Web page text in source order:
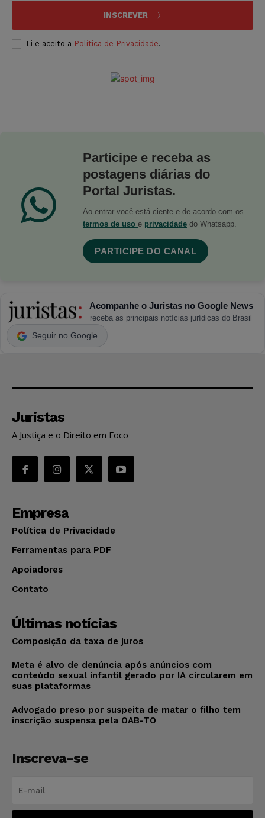
INSCREVER
Li e aceito a Política de Privacidade.
Participe e receba as
postagens diárias do
Portal Juristas.
Ao entrar você está ciente e de acordo com os
termos de uso e privacidade do Whatsapp.
PARTICIPE DO CANAL
Acompanhe o Juristas no Google News
receba as principais notícias jurídicas do Brasil
Seguir no Google
Juristas
A Justiça e o Direito em Foco
Empresa
Política de Privacidade
Ferramentas para PDF
Apoiadores
Contato
Últimas notícias
Composição da taxa de juros
Meta é alvo de denúncia após anúncios com
conteúdo sexual infantil gerado por IA circularem em
suas plataformas
Advogado preso por suspeita de matar o filho tem
inscrição suspensa pela OAB-TO
Inscreva-se